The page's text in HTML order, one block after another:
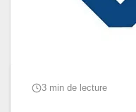
3 min de lecture